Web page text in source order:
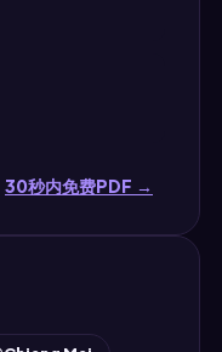
30秒内免费PDF →